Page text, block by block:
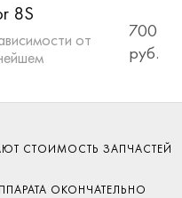
8S
от
700
руб.
СТОИМОСТЬ ЗАПЧАСТЕЙ
ОКОНЧАТЕЛЬНО